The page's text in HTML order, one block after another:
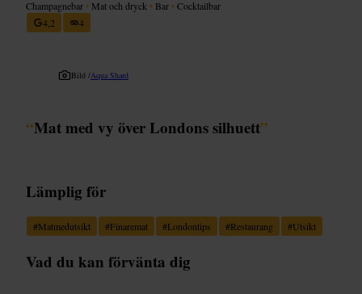
Champagnebar • Mat och dryck • Bar •Cocktailbar
4,2
4
Bild /Aqua Shard
“Mat med vy över Londons silhuett”
Lämplig för
#Matmedutsikt #Finaremat #Londontips #Restaurang #Utsikt
Vad du kan förvänta dig